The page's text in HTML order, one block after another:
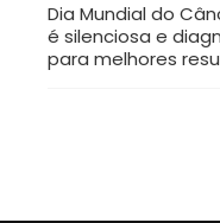
Dia Mundial do
é silenciosa e
para melhores